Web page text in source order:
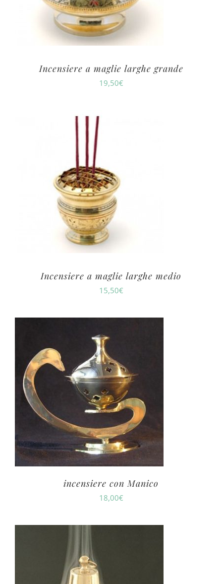
Incensiere a maglie larghe grande
19,50€
Incensiere a maglie larghe medio
15,50€
incensiere con Manico
18,00€